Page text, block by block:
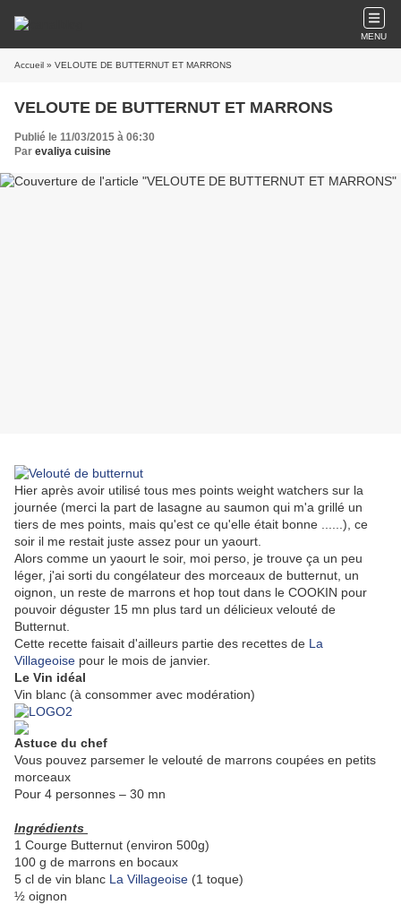
MENU
Accueil » VELOUTE DE BUTTERNUT ET MARRONS
VELOUTE DE BUTTERNUT ET MARRONS
Publié le 11/03/2015 à 06:30
Par evaliya cuisine
Hier après avoir utilisé tous mes points weight watchers sur la
journée (merci la part de lasagne au saumon qui m'a grillé un
tiers de mes points, mais qu'est ce qu'elle était bonne ......), ce
soir il me restait juste assez pour un yaourt.
Alors comme un yaourt le soir, moi perso, je trouve ça un peu
léger, j'ai sorti du congélateur des morceaux de butternut, un
oignon, un reste de marrons et hop tout dans le COOKIN pour
pouvoir déguster 15 mn plus tard un délicieux velouté de
Butternut.
Cette recette faisait d'ailleurs partie des recettes de La
Villageoise pour le mois de janvier.
Le Vin idéal
Vin blanc (à consommer avec modération)
Astuce du chef
Vous pouvez parsemer le velouté de marrons coupées en petits
morceaux
Pour 4 personnes – 30 mn
Ingrédients
1 Courge Butternut (environ 500g)
100 g de marrons en bocaux
5 cl de vin blanc La Villageoise (1 toque)
½ oignon